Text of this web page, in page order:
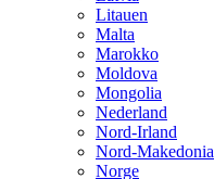
Litauen
Malta
Marokko
Moldova
Mongolia
Nederland
Nord-Irland
Nord-Makedonia
Norge